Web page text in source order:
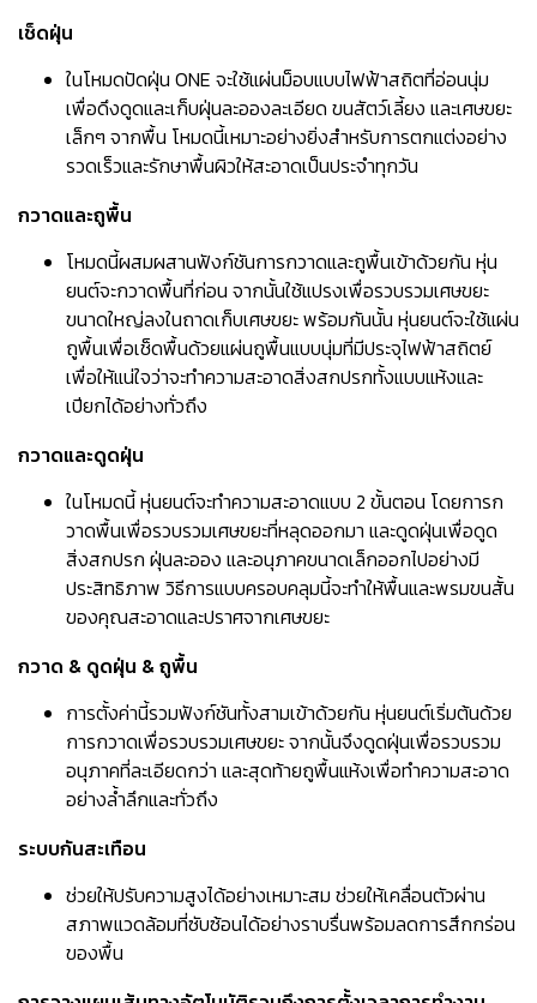
เช็ดฝุ่น
ในโหมดปัดฝุ่น ONE จะใช้แผ่นม็อบแบบไฟฟ้าสถิตที่อ่อนนุ่ม
เพื่อดึงดูดและเก็บฝุ่นละอองละเอียด ขนสัตว์เลี้ยง และเศษขยะ
เล็กๆ จากพื้น โหมดนี้เหมาะอย่างยิ่งสำหรับการตกแต่งอย่าง
รวดเร็วและรักษาพื้นผิวให้สะอาดเป็นประจำทุกวัน
กวาดและถูพื้น
โหมดนี้ผสมผสานฟังก์ชันการกวาดและถูพื้นเข้าด้วยกัน หุ่น
ยนต์จะกวาดพื้นที่ก่อน จากนั้นใช้แปรงเพื่อรวบรวมเศษขยะ
ขนาดใหญ่ลงในถาดเก็บเศษขยะ พร้อมกันนั้น หุ่นยนต์จะใช้แผ่น
ถูพื้นเพื่อเช็ดพื้นด้วยแผ่นถูพื้นแบบนุ่มที่มีประจุไฟฟ้าสถิตย์
เพื่อให้แน่ใจว่าจะทำความสะอาดสิ่งสกปรกทั้งแบบแห้งและ
เปียกได้อย่างทั่วถึง
กวาดและดูดฝุ่น
ในโหมดนี้ หุ่นยนต์จะทำความสะอาดแบบ 2 ขั้นตอน โดยการก
วาดพื้นเพื่อรวบรวมเศษขยะที่หลุดออกมา และดูดฝุ่นเพื่อดูด
สิ่งสกปรก ฝุ่นละออง และอนุภาคขนาดเล็กออกไปอย่างมี
ประสิทธิภาพ วิธีการแบบครอบคลุมนี้จะทำให้พื้นและพรมขนสั้น
ของคุณสะอาดและปราศจากเศษขยะ
กวาด & ดูดฝุ่น & ถูพื้น
การตั้งค่านี้รวมฟังก์ชันทั้งสามเข้าด้วยกัน หุ่นยนต์เริ่มต้นด้วย
การกวาดเพื่อรวบรวมเศษขยะ จากนั้นจึงดูดฝุ่นเพื่อรวบรวม
อนุภาคที่ละเอียดกว่า และสุดท้ายถูพื้นแห้งเพื่อทำความสะอาด
อย่างล้ำลึกและทั่วถึง
ระบบกันสะเทือน
ช่วยให้ปรับความสูงได้อย่างเหมาะสม ช่วยให้เคลื่อนตัวผ่าน
สภาพแวดล้อมที่ซับซ้อนได้อย่างราบรื่นพร้อมลดการสึกกร่อน
ของพื้น